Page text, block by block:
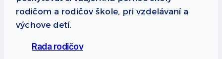
rodičom a rodičov škole, pri vzdelávaní a
výchove detí.
Rada rodičov